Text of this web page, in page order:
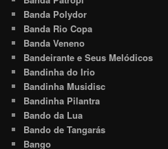
Banda Polydor
Banda Rio Copa
Banda Veneno
Bandeirante e Seus Melódicos
Bandinha do Irio
Bandinha Musidisc
Bandinha Pilantra
Bando da Lua
Bando de Tangarás
Bango